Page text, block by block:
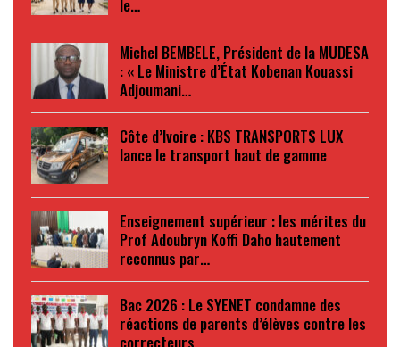
le…
Michel BEMBELE, Président de la MUDESA
: « Le Ministre d’État Kobenan Kouassi
Adjoumani…
Côte d’Ivoire : KBS TRANSPORTS LUX
lance le transport haut de gamme
Enseignement supérieur : les mérites du
Prof Adoubryn Koffi Daho hautement
reconnus par…
Bac 2026 : Le SYENET condamne des
réactions de parents d’élèves contre les
correcteurs